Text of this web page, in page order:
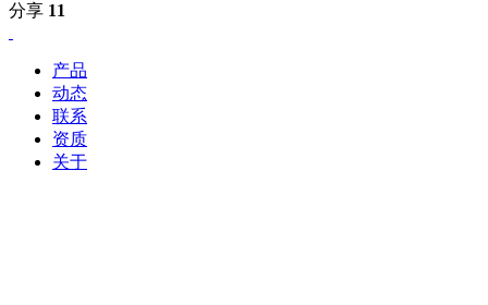
分享 11
产品
动态
联系
资质
关于